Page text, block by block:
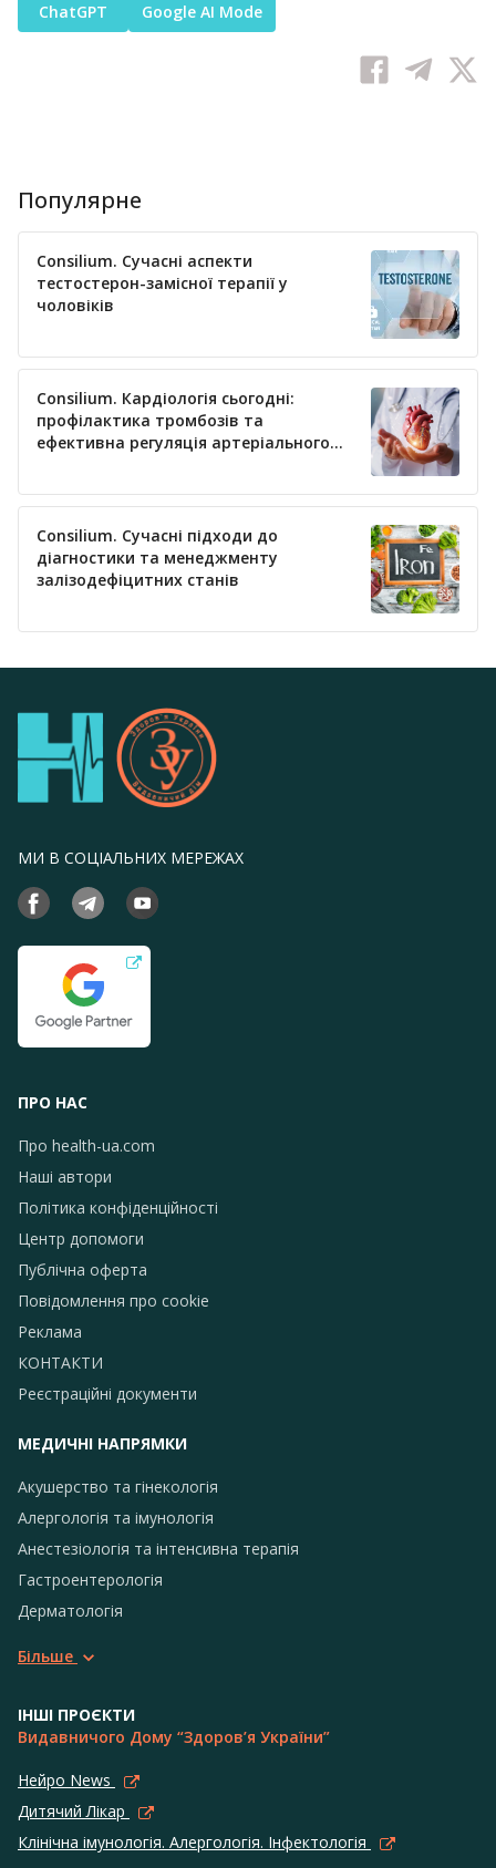
ChatGPT
Google AI Mode
Популярне
Consilium. Сучасні аспекти
тестостерон-замісної терапії у
чоловіків
Consilium. Кардіологія сьогодні:
профілактика тромбозів та
ефективна регуляція артеріального
Consilium. Сучасні підходи до
діагностики та менеджменту
залізодефіцитних станів
МИ В СОЦІАЛЬНИХ МЕРЕЖАХ
ПРО НАС
Про health-ua.com
Наші автори
Політика конфіденційності
Центр допомоги
Публічна оферта
Повідомлення про сookie
Реклама
КОНТАКТИ
Реєстраційні документи
МЕДИЧНІ НАПРЯМКИ
Акушерство та гінекологія
Алергологія та імунологія
Анестезіологія та інтенсивна терапія
Гастроентерологія
Дерматологія
Більше
ІНШІ ПРОЄКТИ
Видавничого Дому “Здоров’я України”
Нейро News
Дитячий Лікар
Клінічна імунологія. Алергологія. Інфектологія